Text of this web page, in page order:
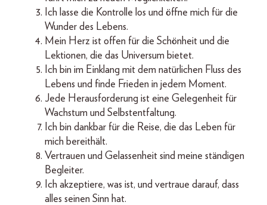
Ich lasse die Kontrolle los und öffne mich für die
Wunder des Lebens.
Mein Herz ist offen für die Schönheit und die
Lektionen, die das Universum bietet.
Ich bin im Einklang mit dem natürlichen Fluss des
Lebens und finde Frieden in jedem Moment.
Jede Herausforderung ist eine Gelegenheit für
Wachstum und Selbstentfaltung.
Ich bin dankbar für die Reise, die das Leben für
mich bereithält.
Vertrauen und Gelassenheit sind meine ständigen
Begleiter.
Ich akzeptiere, was ist, und vertraue darauf, dass
alles seinen Sinn hat.